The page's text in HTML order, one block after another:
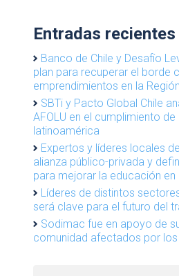
Entradas recientes
Banco de Chile y Desafío
plan para recuperar el borde
emprendimientos en la
SBTi y Pacto Global Chile
AFOLU en el cumplimiento
latinoamérica
Expertos y líderes locales
alianza público-privada y
para mejorar la educación en
Líderes de distintos
será clave para el futuro del
Sodimac fue en apoyo de
comunidad afectados por